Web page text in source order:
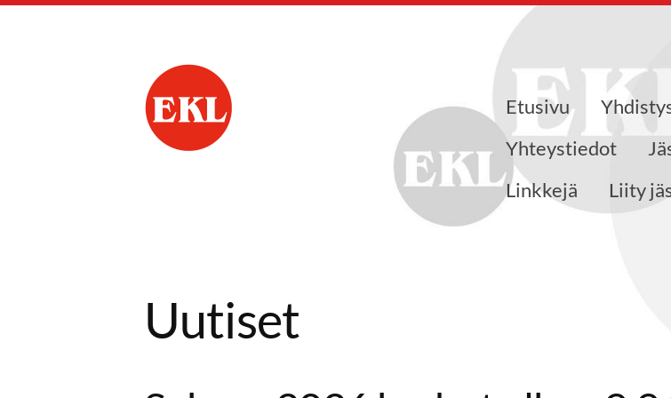
Parkanon Eläkkeensaajat ryEtusivu
Yhteystiedot
Linkkejä
Liity
Uutiset